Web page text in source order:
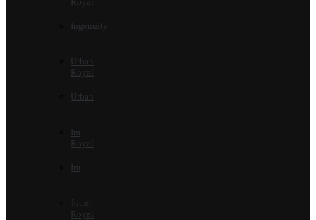
Ingenuity
Urban
Royal
Urban
Im
Royal
Im
Jotter
Royal